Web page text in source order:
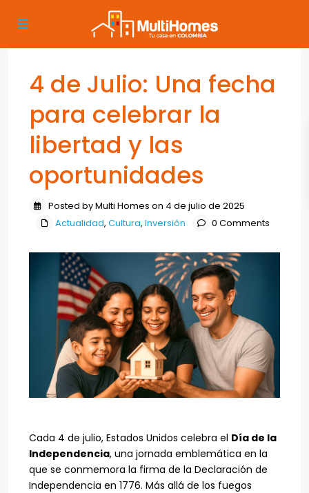
4 de Julio: Una fecha
para celebrar la
libertad y las
oportunidades
Posted by Multi Homes on 4 de julio de 2025
Actualidad, Cultura, Inversión 0 Comments
Cada 4 de julio, Estados Unidos celebra el Día de la
Independencia, una jornada emblemática en la
que se conmemora la firma de la Declaración de
Independencia en 1776. Más allá de los fuegos